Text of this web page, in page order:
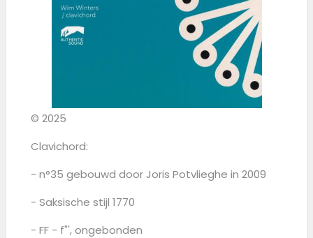
© 2025
Clavichord:
- n°35 gebouwd door Joris Potvlieghe in 2009
- Saksische stijl 1770
- FF - f"', ongebonden